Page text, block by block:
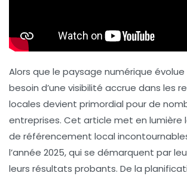
Alors que le paysage numérique
besoin d’une visibilité accrue dans les
locales devient primordial pour de
entreprises. Cet article met en lumière
de référencement local
l’année 2025, qui se démarquent par
leurs résultats probants. De la